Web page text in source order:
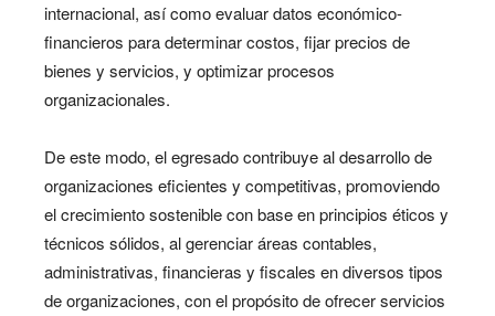
internacional, así como evaluar datos económico-
financieros para determinar costos, fijar precios de
bienes y servicios, y optimizar procesos
organizacionales.
De este modo, el egresado contribuye al desarrollo de
organizaciones eficientes y competitivas, promoviendo
el crecimiento sostenible con base en principios éticos y
técnicos sólidos, al gerenciar áreas contables,
administrativas, financieras y fiscales en diversos tipos
de organizaciones, con el propósito de ofrecer servicios